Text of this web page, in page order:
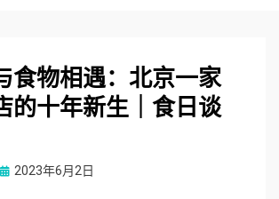
食物相遇：北京一家
的十年新生｜食日谈
Posted
2023年6月2日